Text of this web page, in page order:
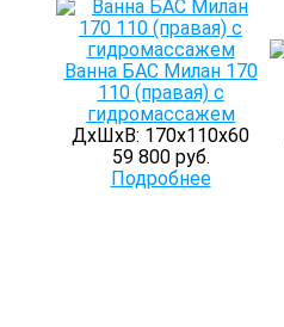
Ванна БАС Милан 170
110 (правая) с
гидромассажем
ДхШхВ: 170х110х60
59 800 руб.
Подробнее